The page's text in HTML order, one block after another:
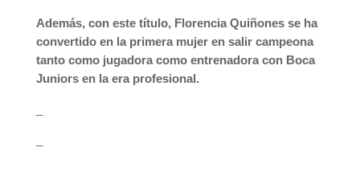
Además, con este título, Florencia Quiñones se ha
convertido en la primera mujer en salir campeona
tanto como jugadora como entrenadora con Boca
Juniors en la era profesional.